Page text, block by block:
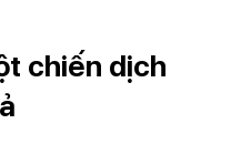
chiến dịch